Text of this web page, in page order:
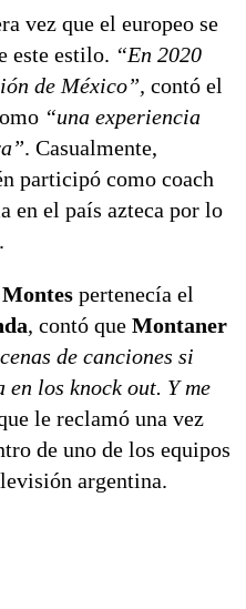
vez que el europeo se
este estilo. “En 2020
de México”, contó el
“una experiencia
. Casualmente,
participó como coach
en el país azteca por lo
Montes pertenecía el
, contó que Montaner
de canciones si
en los knock out. Y me
le reclamó una vez
de uno de los equipos
argentina.